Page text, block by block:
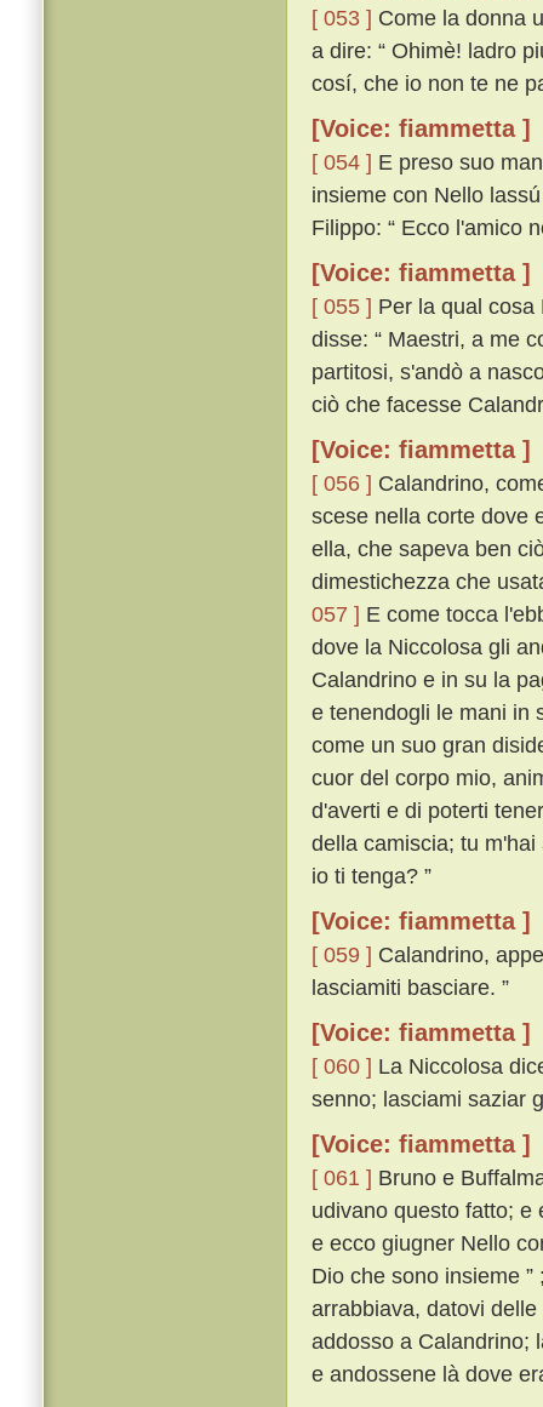
[ 053 ] Come la donna
a dire: “ Ohimè! ladro
cosí, che io non te ne
[Voice: fiammetta ]
[ 054 ] E preso suo
insieme con Nello
Filippo: “ Ecco l'amico
[Voice: fiammetta ]
[ 055 ] Per la qual
disse: “ Maestri, a me
partitosi, s'andò a
ciò che facesse
[Voice: fiammetta ]
[ 056 ] Calandrino,
scese nella corte dove
ella, che sapeva ben
dimestichezza che
057 ] E come tocca
dove la Niccolosa gli
Calandrino e in su la
e tenendogli le mani in
come un suo gran
cuor del corpo mio,
d'averti e di poterti
della camiscia; tu
io ti tenga? ”
[Voice: fiammetta ]
[ 059 ] Calandrino,
lasciamiti basciare. ”
[Voice: fiammetta ]
[ 060 ] La Niccolosa
senno; lasciami saziar
[Voice: fiammetta ]
[ 061 ] Bruno e
udivano questo fatto; e
e ecco giugner Nello
Dio che sono insieme
arrabbiava, datovi
addosso a Calandrino;
e andossene là dove